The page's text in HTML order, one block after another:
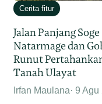
Cerita fitur
Jalan Panjang Soge
Natarmage dan
Runut
Tanah Ulayat
Irfan Maulana 9 Agu